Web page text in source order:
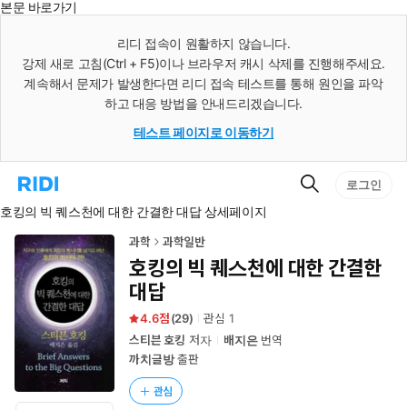
본문 바로가기
리디 접속이 원활하지 않습니다.
강제 새로 고침(Ctrl + F5)이나 브라우저 캐시 삭제를 진행해주세요.
계속해서 문제가 발생한다면 리디 접속 테스트를 통해 원인을 파악
하고 대응 방법을 안내드리겠습니다.
테스트 페이지로 이동하기
리
홈
로
이
동
검
로그인
호킹의 빅 퀘스천에 대한 간결한 대답 상세페이지
과학 과학일반
호킹의 빅 퀘스천에 대한 간결한
대답
4.6 (29) 관심 1
스티븐 호킹 저자 배지은번역
까치글방출판
관심